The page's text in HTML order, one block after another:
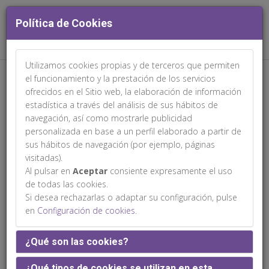
Política de Cookies
Utilizamos cookies propias y de terceros que permiten
el funcionamiento y la prestación de los servicios
ofrecidos en el Sitio web, la elaboración de información
estadística a través del análisis de sus hábitos de
navegación, así como mostrarle publicidad
personalizada en base a un perfil elaborado a partir de
sus hábitos de navegación (por ejemplo, páginas
visitadas).
Al pulsar en Aceptar consiente expresamente el uso
de todas las cookies.
Si desea rechazarlas o adaptar su configuración, pulse
en Configuración de cookies.
¿Qué son las cookies?
Web patrocinada por:
Beatriz Jarabo Tevar